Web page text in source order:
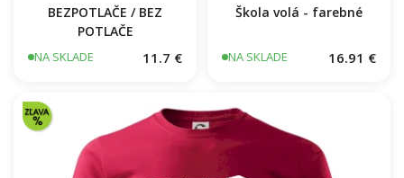
BEZPOTLAČE / BEZ
POTLAČE
NA SKLADE 11.7 €
Škola volá - farebné
NA SKLADE 16.91 €